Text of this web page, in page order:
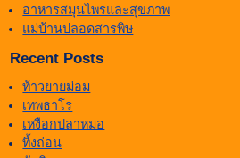
อาหารสมุนไพรและสุขภาพ
แม่บ้านปลอดสารพิษ
Recent Posts
ท้าวยายม่อม
เทพธาโร
เหงือกปลาหมอ
ทิ้งถ่อน